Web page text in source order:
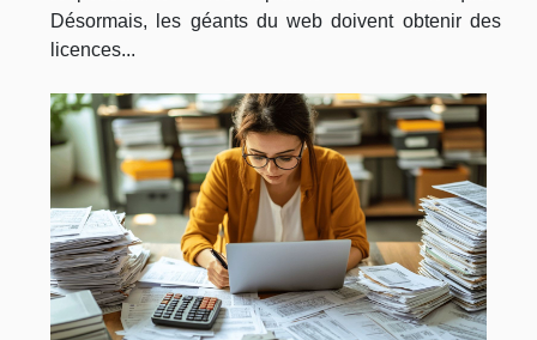
Désormais, les géants du web doivent obtenir des
licences...